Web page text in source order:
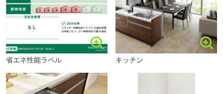
◆**資金計画の相談
―住宅ローン、頭金、月々の支払いなど何でもご相談くだ
さいませ。
FPの資格を持ったスタッフがお話しを伺わせていただきま
す。
◆**地震の揺れを大幅軽減！震度7を震度4程度に抑える免
震構造**
省エネ性能ラベル キッチン